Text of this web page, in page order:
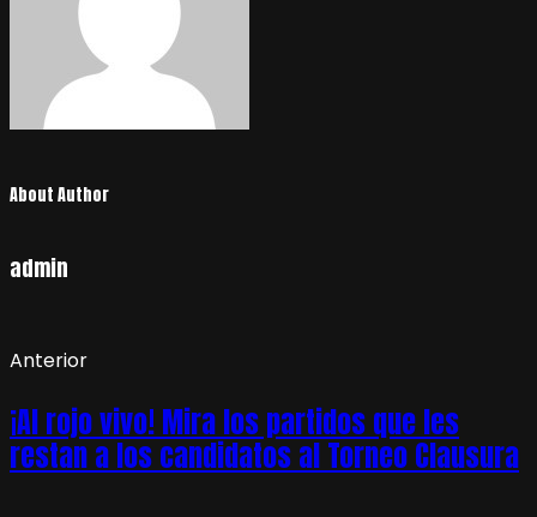
About Author
admin
Anterior
¡Al rojo vivo! Mira los partidos que les
restan a los candidatos al Torneo Clausura